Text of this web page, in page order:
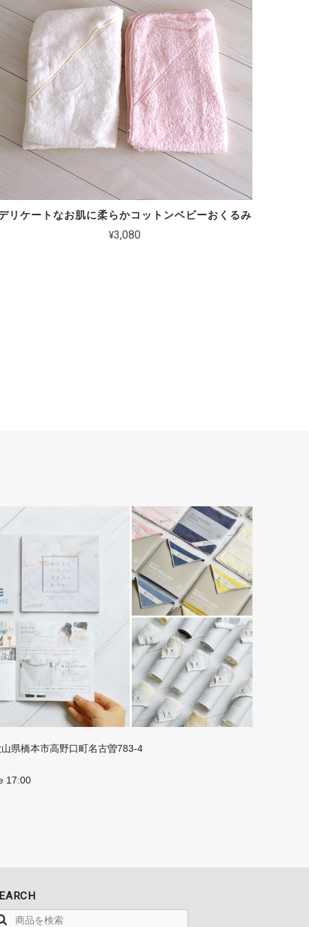
リケートなお肌に柔らかコットンベビーおくるみ
¥3,080
県橋本市高野口町名古曽783-4
17:00